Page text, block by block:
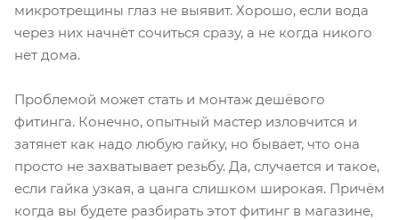
микротрещины глаз не выявит. Хорошо, если вода
через них начнёт сочиться сразу, а не когда никого
нет дома.
Проблемой может стать и монтаж дешёвого
фитинга. Конечно, опытный мастер изловчится и
затянет как надо любую гайку, но бывает, что она
просто не захватывает резьбу. Да, случается и такое,
если гайка узкая, а цанга слишком широкая. Причём
когда вы будете разбирать этот фитинг в магазине,